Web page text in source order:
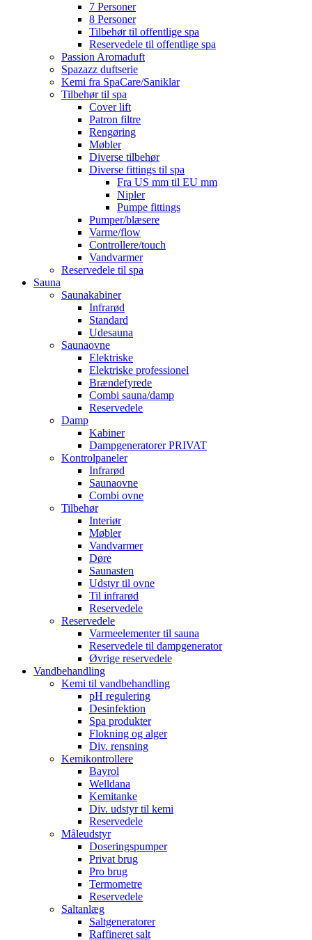
7 Personer
8 Personer
Tilbehør til offentlige spa
Reservedele til offentlige spa
Passion Aromaduft
Spazazz duftserie
Kemi fra SpaCare/Saniklar
Tilbehør til spa
Cover lift
Patron filtre
Rengøring
Møbler
Diverse tilbehør
Diverse fittings til spa
Fra US mm til EU mm
Nipler
Pumpe fittings
Pumper/blæsere
Varme/flow
Controllere/touch
Vandvarmer
Reservedele til spa
Sauna
Saunakabiner
Infrarød
Standard
Udesauna
Saunaovne
Elektriske
Elektriske professionel
Brændefyrede
Combi sauna/damp
Reservedele
Damp
Kabiner
Dampgeneratorer PRIVAT
Kontrolpaneler
Infrarød
Saunaovne
Combi ovne
Tilbehør
Interiør
Møbler
Vandvarmer
Døre
Saunasten
Udstyr til ovne
Til infrarød
Reservedele
Reservedele
Varmeelementer til sauna
Reservedele til dampgenerator
Øvrige reservedele
Vandbehandling
Kemi til vandbehandling
pH regulering
Desinfektion
Spa produkter
Flokning og alger
Div. rensning
Kemikontrollere
Bayrol
Welldana
Kemitanke
Div. udstyr til kemi
Reservedele
Måleudstyr
Doseringspumper
Privat brug
Pro brug
Termometre
Reservedele
Saltanlæg
Saltgeneratorer
Raffineret salt